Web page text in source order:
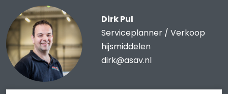
Dirk Pul
Serviceplanner / Verkoop
hijsmiddelen
dirk@asav.nl